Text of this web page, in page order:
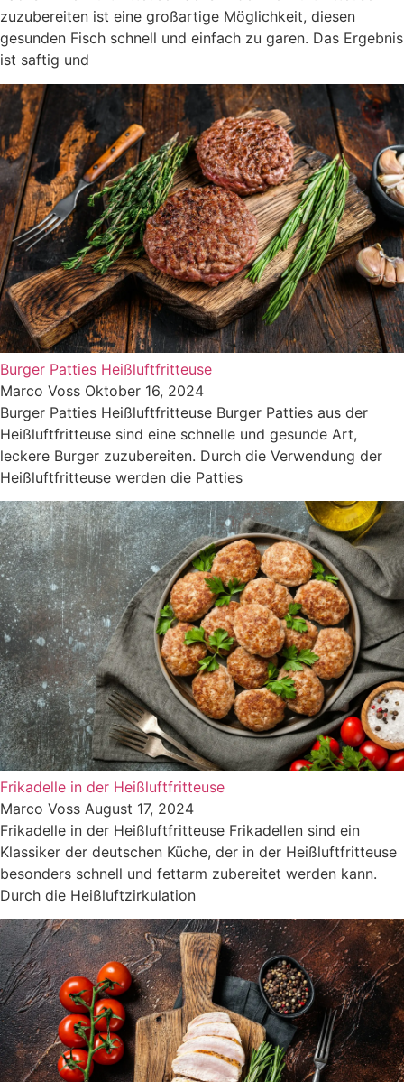
zuzubereiten ist eine großartige Möglichkeit, diesen
gesunden Fisch schnell und einfach zu garen. Das Ergebnis
ist saftig und
Burger Patties Heißluftfritteuse
Marco Voss Oktober 16, 2024
Burger Patties Heißluftfritteuse Burger Patties aus der
Heißluftfritteuse sind eine schnelle und gesunde Art,
leckere Burger zuzubereiten. Durch die Verwendung der
Heißluftfritteuse werden die Patties
Frikadelle in der Heißluftfritteuse
Marco Voss August 17, 2024
Frikadelle in der Heißluftfritteuse Frikadellen sind ein
Klassiker der deutschen Küche, der in der Heißluftfritteuse
besonders schnell und fettarm zubereitet werden kann.
Durch die Heißluftzirkulation